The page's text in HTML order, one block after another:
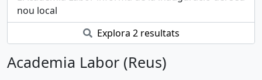
nou local
Explora 2 resultats
Academia Labor (Reus)